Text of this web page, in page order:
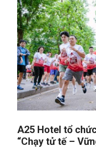
A25 Hotel tổ
“Chạy tử tế –